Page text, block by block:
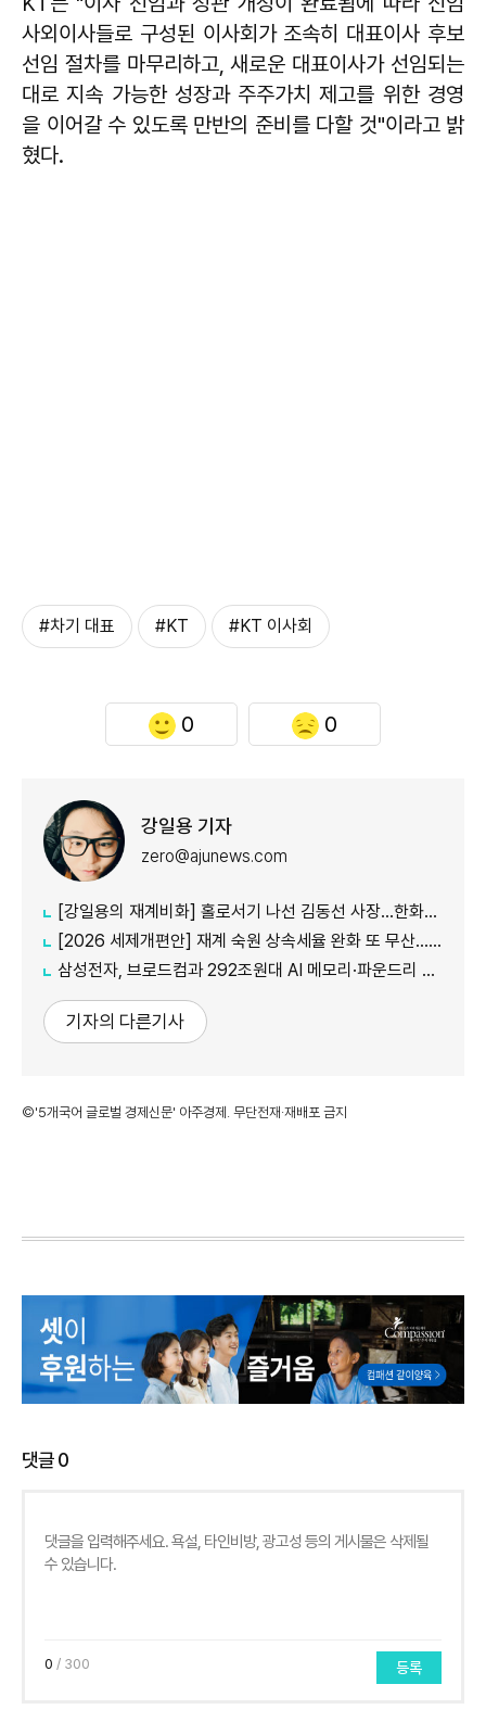
사외이사들로 구성된 이사회가 조속히 대표이사 후보
선임 절차를 마무리하고, 새로운 대표이사가 선임되는
대로 지속 가능한 성장과 주주가치 제고를 위한 경영
을 이어갈 수 있도록 만반의 준비를 다할 것"이라고 밝
혔다.
#차기 대표 #KT #KT 이사회
0 0
강일용 기자
zero@ajunews.com
[강일용의 재계비화] 홀로서기 나선 김동선 사장...한화M&S 향후 과제는?
[2026 세제개편안] 재계 숙원 상속세율 완화 또 무산...국내생산·석화 세제지원 실효성 의문
삼성전자, 브로드컴과 292조원대 AI 메모리·파운드리 협력...차세대 HBM 경쟁력 입증
기자의 다른기사
©'5개국어 글로벌 경제신문' 아주경제. 무단전재·재배포 금지
댓글0
0 / 300 등록